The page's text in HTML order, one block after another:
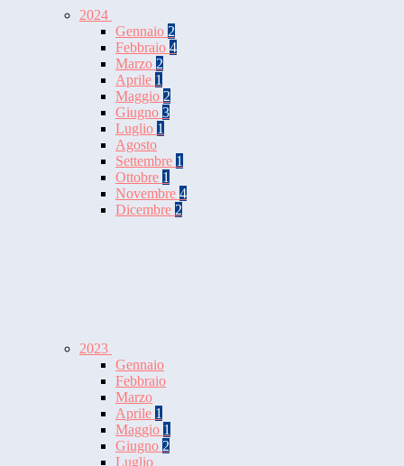
2024
Gennaio 2
Febbraio 4
Marzo 2
Aprile 1
Maggio 2
Giugno 3
Luglio 1
Agosto
Settembre 1
Ottobre 1
Novembre 4
Dicembre 2
2023
Gennaio
Febbraio
Marzo
Aprile 1
Maggio 1
Giugno 2
Luglio